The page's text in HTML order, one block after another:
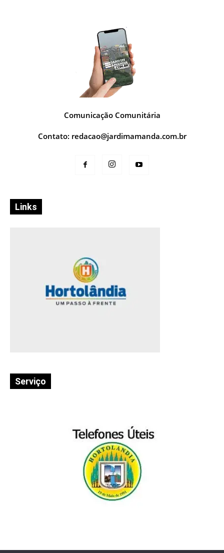
Comunicação Comunitária
Contato: redacao@jardimamanda.com.br
Links
Serviço